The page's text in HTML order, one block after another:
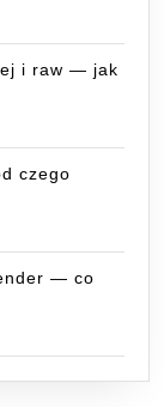
i raw — jak
czego
— co